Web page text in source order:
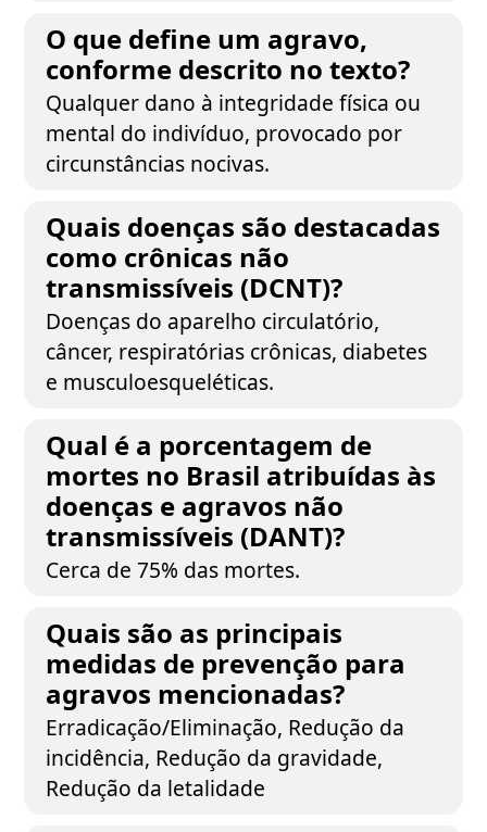
O que define um agravo,
conforme descrito no texto?
Qualquer dano à integridade física ou
mental do indivíduo, provocado por
circunstâncias nocivas.
Quais doenças são destacadas
como crônicas não
transmissíveis (DCNT)?
Doenças do aparelho circulatório,
câncer, respiratórias crônicas, diabetes
e musculoesqueléticas.
Qual é a porcentagem de
mortes no Brasil atribuídas às
doenças e agravos não
transmissíveis (DANT)?
Cerca de 75% das mortes.
Quais são as principais
medidas de prevenção para
agravos mencionadas?
Erradicação/Eliminação, Redução da
incidência, Redução da gravidade,
Redução da letalidade